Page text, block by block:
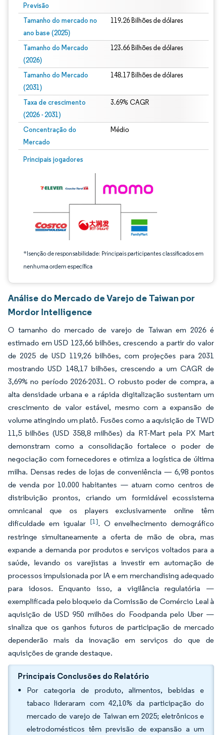
Previsão
Tamanho do mercado no
ano base (2025)
119.26 Bilhões de dólares
Tamanho do Mercado
(2026)
123.66 Bilhões de dólares
Tamanho do Mercado
(2031)
148.17 Bilhões de dólares
Taxa de crescimento
(2026 - 2031)
3.69% CAGR
Concentração do
Mercado
Médio
Principais jogadores
*Isenção de responsabilidade: Principais participantes classificados em
nenhuma ordem específica
Imagem © Mordor Intelligence. O reuso requer atribuição conforme CC BY 4.0.
Análise do Mercado de Varejo de Taiwan por
Mordor Intelligence
O tamanho do mercado de varejo de Taiwan em 2026 é
estimado em USD 123,66 bilhões, crescendo a partir do valor
de 2025 de USD 119,26 bilhões, com projeções para 2031
mostrando USD 148,17 bilhões, crescendo a um CAGR de
3,69% no período 2026-2031. O robusto poder de compra, a
alta densidade urbana e a rápida digitalização sustentam um
crescimento de valor estável, mesmo com a expansão de
volume atingindo um platô. Fusões como a aquisição de TWD
11,5 bilhões (USD 358,8 milhões) da RT-Mart pela PX Mart
demonstram como a consolidação fortalece o poder de
negociação com fornecedores e otimiza a logística de última
milha. Densas redes de lojas de conveniência — 6,98 pontos
de venda por 10.000 habitantes — atuam como centros de
distribuição prontos, criando um formidável ecossistema
omnicanal que os players exclusivamente online têm
dificuldade em igualar [1]. O envelhecimento demográfico
restringe simultaneamente a oferta de mão de obra, mas
expande a demanda por produtos e serviços voltados para a
saúde, levando os varejistas a investir em automação de
processos impulsionada por IA e em merchandising adequado
para idosos. Enquanto isso, a vigilância regulatória —
exemplificada pelo bloqueio da Comissão de Comércio Leal à
aquisição de USD 950 milhões do Foodpanda pelo Uber —
sinaliza que os ganhos futuros de participação de mercado
dependerão mais da inovação em serviços do que de
aquisições de grande destaque.
Principais Conclusões do Relatório
Por categoria de produto, alimentos, bebidas e
tabaco lideraram com 42,10% da participação do
mercado de varejo de Taiwan em 2025; eletrônicos e
eletrodomésticos têm previsão de expansão a um